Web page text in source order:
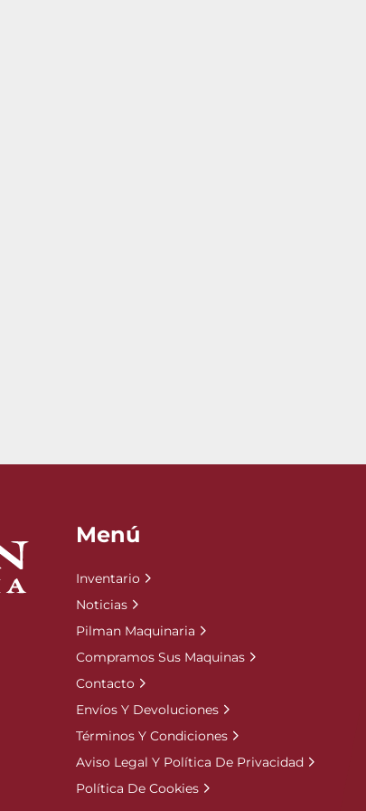
Menú
Inventario
Noticias
Pilman Maquinaria
Compramos Sus Maquinas
Contacto
Envíos Y Devoluciones
Términos Y Condiciones
Aviso Legal Y Política De Privacidad
Política De Cookies